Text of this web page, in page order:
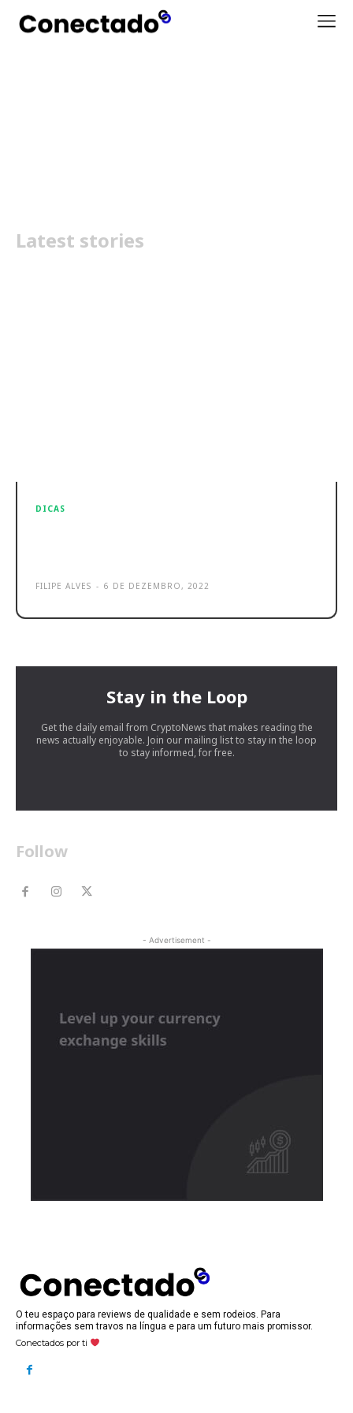
Latest stories
DICAS
FILIPE ALVES - 6 DE DEZEMBRO, 2022
Stay in the Loop
Get the daily email from CryptoNews that makes reading the
news actually enjoyable. Join our mailing list to stay in the loop
to stay informed, for free.
Follow
- Advertisement -
O teu espaço para reviews de qualidade e sem rodeios. Para
informações sem travos na língua e para um futuro mais promissor.
Conectados por ti